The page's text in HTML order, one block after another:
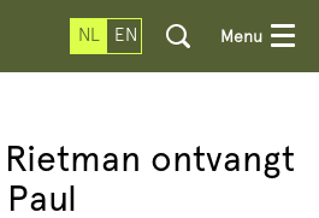
NL EN Menu
ontvangt